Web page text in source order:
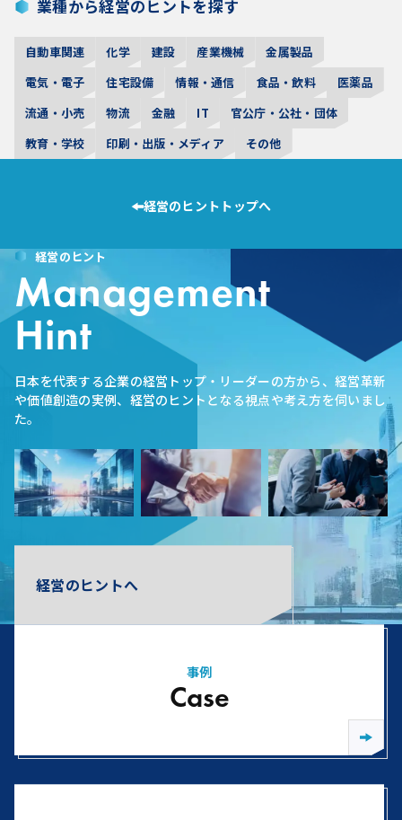
業種から経営のヒントを探す
自動車関連 化学 建設 産業機械
金属製品
電気・電子
住宅設備 情報・通信 食品・飲料
医薬品
流通・小売
物流 金融 IT
官公庁・公社・団体
教育・学校
印刷・出版・メディア その他
経営のヒントトップへ
経営のヒント
Management
Hint
日本を代表する企業の経営トップ・リーダーの方から、経営革新
や価値創造の実例、経営のヒントとなる視点や考え方を伺いまし
た。
経営のヒントへ
事例
Case